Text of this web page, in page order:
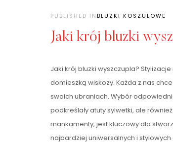
PUBLISHED INBLUZKI KOSZULOWE
Jaki krój bluzki
Jaki krój bluzki wyszczupla?
domieszką wiskozy. Każda z nas
swoich ubraniach. Wybór
podkreślały atuty sylwetki, ale
mankamenty, jest kluczowy dla
najbardziej uniwersalnych i